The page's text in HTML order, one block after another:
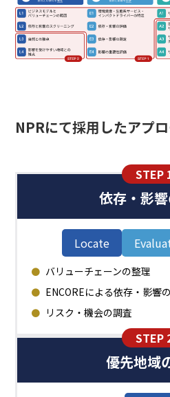
NPRにて採用したアプ
STEP
依存・影
Locate
バリューチェーンの整理
ENCOREによる依存・影響
リスク・機会の調査
STEP
優先地域